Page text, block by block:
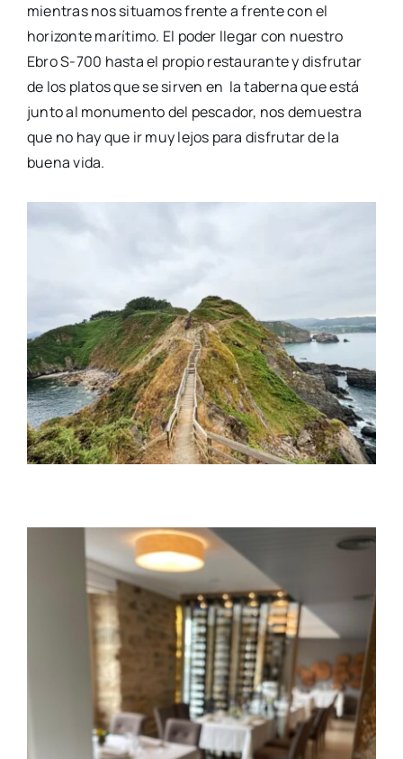
mientras nos situamos frente a frente con el
horizonte marítimo. El poder llegar con nuestro
Ebro S-700 hasta el propio restaurante y disfrutar
de los platos que se sirven en la tabernaque está
junto al monumento del pescador, nos demuestra
que no hay que ir muy lejos para disfrutar de la
buena vida.